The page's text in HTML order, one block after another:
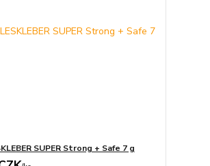
SUPER Strong + Safe 7 g